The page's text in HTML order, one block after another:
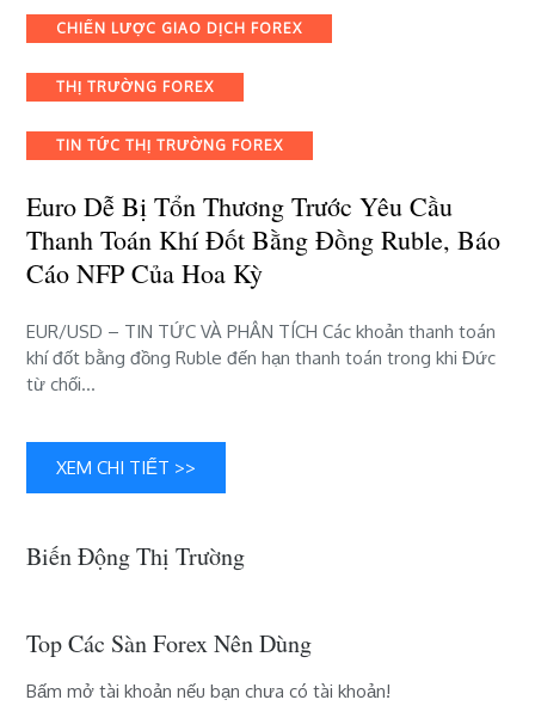
dễ
bị
thương
yêu
thanh
toán
khí
đốt
đồng
Ruble,
của
Categories
CHIẾN LƯỢC GIAO DỊCH FOREX
THỊ TRƯỜNG FOREX
TIN TỨC THỊ TRƯỜNG FOREX
Euro Dễ Bị Tổn Thương Trước Yêu Cầu
Thanh Toán Khí Đốt Bằng Đồng Ruble, Báo
Cáo NFP Của Hoa Kỳ
EUR/USD – TIN TỨC VÀ PHÂN TÍCH Các khoản thanh toán
khí đốt bằng đồng Ruble đến hạn thanh toán trong khi Đức
từ chối…
XEM CHI TIẾT >>
Biến Động Thị Trường
Top Các Sàn Forex Nên Dùng
Bấm mở tài khoản nếu bạn chưa có tài khoản!